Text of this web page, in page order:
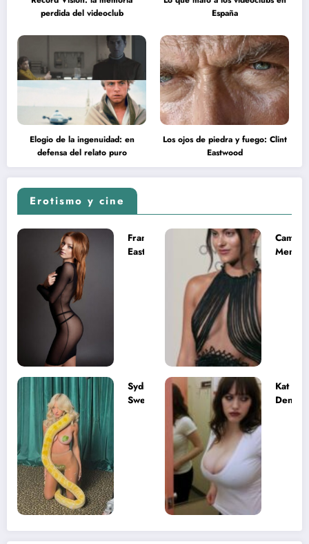
perdida del videoclub
España
Elogio de la ingenuidad: en
defensa del relato puro
Los ojos de piedra y fuego: Clint
Eastwood
Erotismo y cine
Francesca
Eastwood y
Camila
Mendes
Sydney
Sweeney
adolescente
Kat